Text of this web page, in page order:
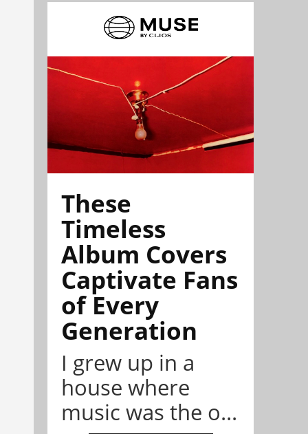
These
Timeless
Album Covers
Captivate Fans
of Every
Generation
I grew up in a
house where
music was the o...